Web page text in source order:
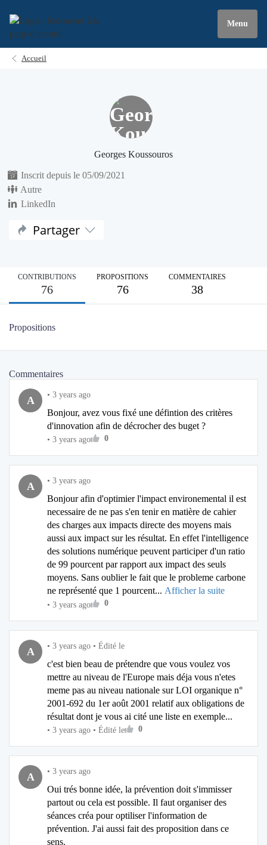
Menu
Accueil
Georges Koussouros
Inscrit depuis le 05/09/2021
Autre
LinkedIn
Partager
CONTRIBUTIONS
76
PROPOSITIONS
76
COMMENTAIRES
38
Propositions
Commentaires
A • 3 years ago
Bonjour, avez vous fixé une défintion des critères
d'innovation afin de décrocher des buget ?
• 3 years ago 0
A • 3 years ago
Bonjour afin d'optimier l'impact environemental il est
necessaire de ne pas s'en tenir en matière de cahier
des charges aux impacts directe des moyens mais
aussi aux impact sur les résultat. En effet l'intelligence
des solutions numérique peuvent participer d'un ratio
de 99 pourcent par rapport aux impact des seuls
moyens. Sans oublier le fait que le probleme carbone
ne représenté que 1 pourcent... Afficher la suite
• 3 years ago 0
A • 3 years ago • Édité le
c'est bien beau de prétendre que vous voulez vos
mettre au niveau de l'Europe mais déja vous n'etes
meme pas au niveau nationale sur LOI organique n°
2001-692 du 1er août 2001 relatif aux obligations de
résultat dont je vous ai cité une liste en exemple...
• 3 years ago • Édité le 0
A • 3 years ago
Oui trés bonne idée, la prévention doit s'immisser
partout ou cela est possible. Il faut organiser des
séances créa pour optiliser l'information de
prévention. J'ai aussi fait des proposition dans ce
sens.